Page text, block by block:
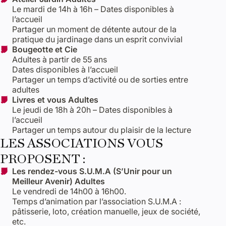
Le mardi de 14h à 16h – Dates disponibles à
l’accueil
Partager un moment de détente autour de la
pratique du jardinage dans un esprit convivial
Bougeotte et Cie
Adultes à partir de 55 ans
Dates disponibles à l’accueil
Partager un temps d’activité ou de sorties entre
adultes
Livres et vous Adultes
Le jeudi de 18h à 20h – Dates disponibles à
l’accueil
Partager un temps autour du plaisir de la lecture
LES ASSOCIATIONS VOUS
PROPOSENT :
Les rendez-vous S.U.M.A (S’Unir pour un
Meilleur Avenir) Adultes
Le vendredi de 14h00 à 16h00.
Temps d’animation par l’association S.U.M.A :
pâtisserie, loto, création manuelle, jeux de société,
etc.